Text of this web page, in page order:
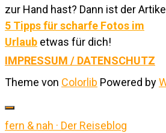
zur Hand hast? Dann ist der Artikel
5 Tipps für scharfe Fotos im
Urlaub etwas für dich!
IMPRESSUM / DATENSCHUTZ
Theme von Colorlib Powered by
fern & nah · Der Reiseblog